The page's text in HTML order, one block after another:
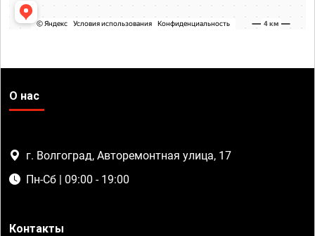
О нас
г. Волгоград, Авторемонтная улица, 17
Пн-Сб | 09:00 - 19:00
Контакты